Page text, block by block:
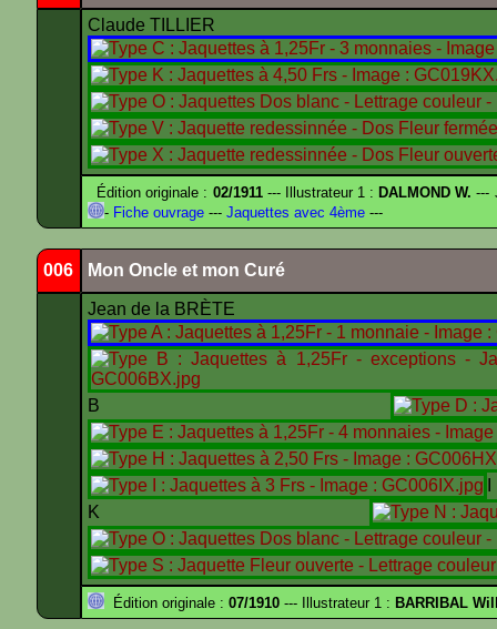
Claude TILLIER
Édition originale : 02/1911--- Illustrateur 1 : DALMOND W. ---
- Fiche ouvrage --- Jaquettes avec 4ème ---
006 Mon Oncle et mon Curé
Jean de la BRÈTE
B
K
Édition originale : 07/1910 --- Illustrateur 1 : BARRIBAL